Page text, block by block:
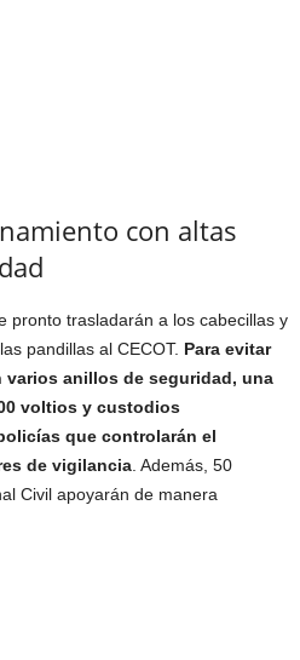
con altas
pronto trasladarán a los cabecillas y
pandillas al CECOT. Para evitar
anillos de seguridad, una
voltios y custodios
que controlarán el
de vigilancia . Además, 50
Civil apoyarán de manera